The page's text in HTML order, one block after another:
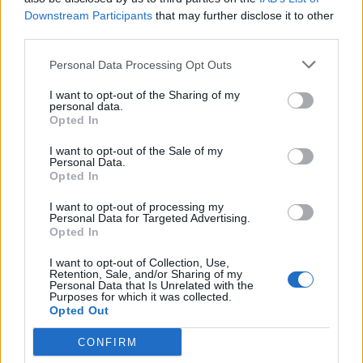
Downstream Participants that may further disclose it to other
Personal Data Processing Opt Outs
I want to opt-out of the Sharing of my
personal data.
Opted In
I want to opt-out of the Sale of my
Personal Data.
Opted In
I want to opt-out of processing my
Personal Data for Targeted Advertising.
Opted In
I want to opt-out of Collection, Use,
Retention, Sale, and/or Sharing of my
Personal Data that Is Unrelated with the
Purposes for which it was collected.
Opted Out
CONFIRM
Deseu el meu nom, el correu electrònic i el lloc web en
aquest navegador per a la propera vegada que comenti.
Captcha6 * 5 = ?
Please
characters